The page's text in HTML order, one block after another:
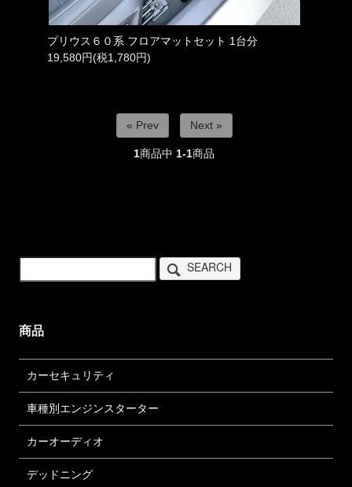
プリウス６０系 フロアマットセット 1台分
19,580円(税1,780円)
« Prev Next »
1商品中 1-1商品
SEARCH
商品
カーセキュリティ
車種別エンジンスターター
カーオーディオ
デッドニング